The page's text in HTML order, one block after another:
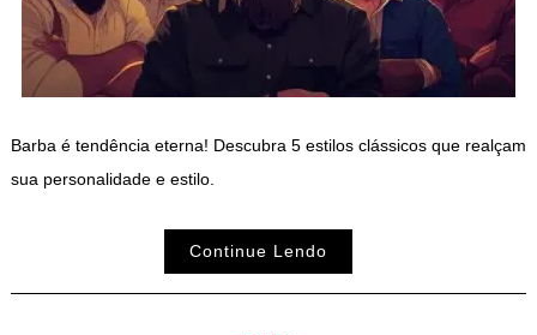
Barba é tendência eterna! Descubra 5 estilos clássicos que realçam
sua personalidade e estilo.
Continue Lendo